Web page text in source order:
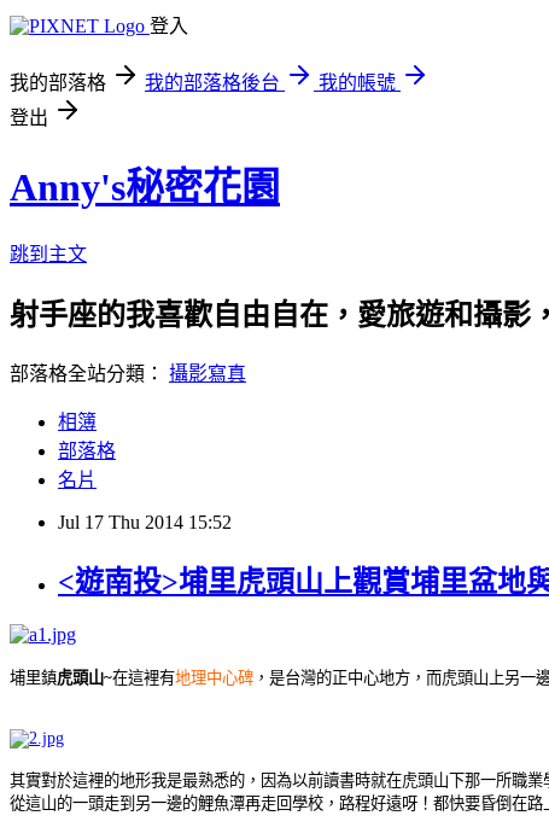
登入
我的部落格 我的部落格後台
我的帳號
登出
Anny's秘密花園
跳到主文
射手座的我喜歡自由自在，愛旅遊和攝影
部落格全站分類： 攝影寫真
相簿
部落格
名片
Jul 17 Thu 2014 15:52
<遊南投>埔里虎頭山上觀賞埔里盆地
埔里鎮虎頭山~在這裡有地理中心碑 ，是台灣的正中心地方，而虎頭山上另
其實對於這裡的地形我是最熟悉的，因為以前讀書時就在虎頭山下那一所職
從這山的一頭走到另一邊的鯉魚潭再走回學校，路程好遠呀！都快要昏倒在路